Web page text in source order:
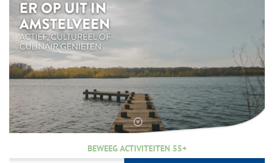
BEWEEG ACTIVITEITEN 55+